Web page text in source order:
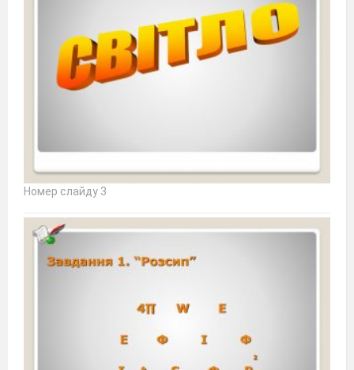
Номер слайду 3